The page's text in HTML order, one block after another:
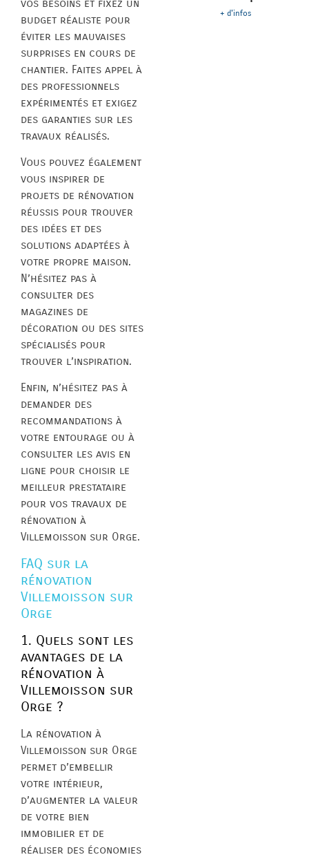
vos besoins et fixez un
budget réaliste pour
éviter les mauvaises
surprises en cours de
chantier. Faites appel à
des professionnels
expérimentés et exigez
des garanties sur les
travaux réalisés.
Vous pouvez également
vous inspirer de
projets de rénovation
réussis pour trouver
des idées et des
solutions adaptées à
votre propre maison.
N’hésitez pas à
consulter des
magazines de
décoration ou des sites
spécialisés pour
trouver l’inspiration.
Enfin, n’hésitez pas à
demander des
recommandations à
votre entourage ou à
consulter les avis en
ligne pour choisir le
meilleur prestataire
pour vos travaux de
rénovation à
Villemoisson sur Orge.
FAQ sur la
rénovation
Villemoisson sur
Orge
1. Quels sont les
avantages de la
rénovation à
Villemoisson sur
Orge ?
La rénovation à
Villemoisson sur Orge
permet d’embellir
votre intérieur,
d’augmenter la valeur
de votre bien
immobilier et de
réaliser des économies
+ d'infos